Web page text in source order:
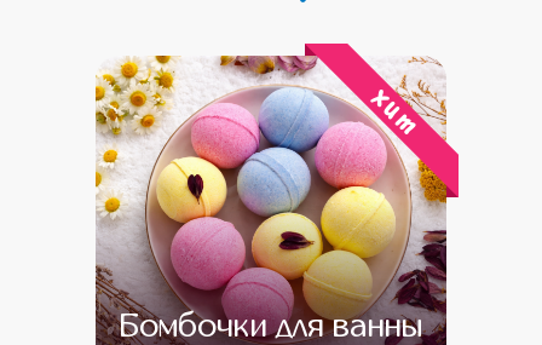
Бомбочки для ванны
хит